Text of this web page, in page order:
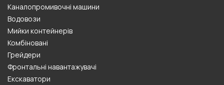
Каналопромивочні машини
Водовози
Мийки контейнерів
Комбіновані
Грейдери
Фронтальні навантажувачі
Екскаватори